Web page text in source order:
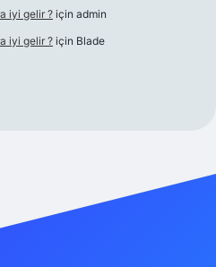
iyi gelir ? için admin
iyi gelir ? için Blade